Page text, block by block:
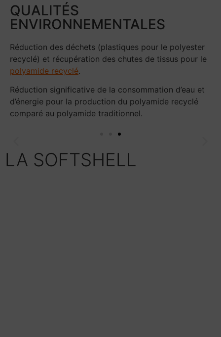
QUALITÉS
ENVIRONNEMENTALES
Réduction des déchets (plastiques pour le polyester
recyclé) et récupération des chutes de tissus pour le
polyamide recyclé.
Réduction significative de la consommation d’eau et
d’énergie pour la production du polyamide recyclé
comparé au polyamide traditionnel.
LA SOFTSHELL